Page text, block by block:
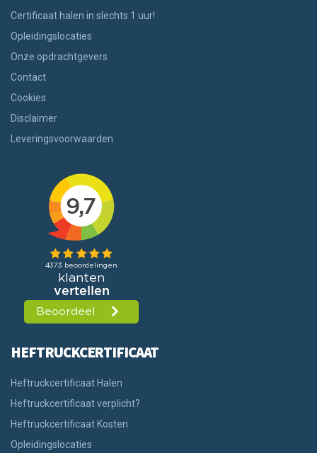
Certificaat halen in slechts 1 uur!
Opleidingslocaties
Onze opdrachtgevers
Contact
Cookies
Disclaimer
Leveringsvoorwaarden
HEFTRUCKCERTIFICAAT
Heftruckcertificaat Halen
Heftruckcertificaat verplicht?
Heftruckcertificaat Kosten
Opleidingslocaties